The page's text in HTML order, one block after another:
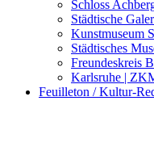
Schloss
Städtische
Kunstmuseum
Städtisches
Freundeskreis
Karlsruhe |
Feuilleton / Kultur-